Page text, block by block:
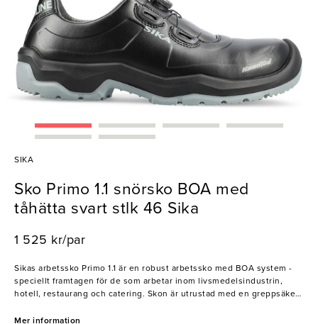
SIKA
Sko Primo 1.1 snörsko BOA med
tåhätta svart stlk 46 Sika
1 525 kr/par
Sikas arbetssko Primo 1.1 är en robust arbetssko med BOA system -
speciellt framtagen för de som arbetar inom livsmedelsindustrin,
hotell, restaurang och catering. Skon är utrustad med en greppsäker
vrickskador. Snörskons Permair®-läder har vattenavvisande och
Mer information